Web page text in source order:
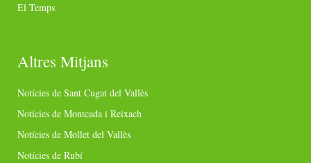
El Temps
Altres Mitjans
Notícies de Sant Cugat del Vallès
Notícies de Montcada i Reixach
Notícies de Mollet del Vallès
Notícies de Rubí